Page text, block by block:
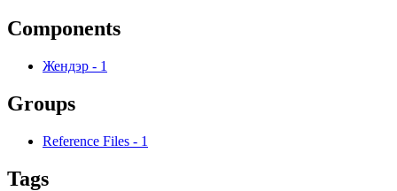
Components
Жендэр - 1
Groups
Reference Files - 1
Tags